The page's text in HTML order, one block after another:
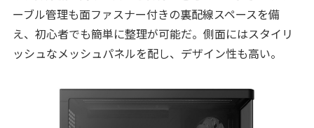
ーブル管理も面ファスナー付きの裏配線スペースを備
え、初心者でも簡単に整理が可能だ。側面にはスタイリ
ッシュなメッシュパネルを配し、デザイン性も高い。